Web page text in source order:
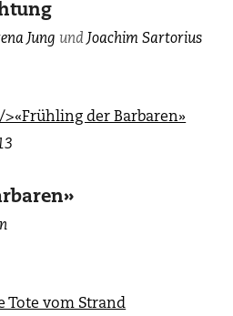
Jung undJoachim Sartorius